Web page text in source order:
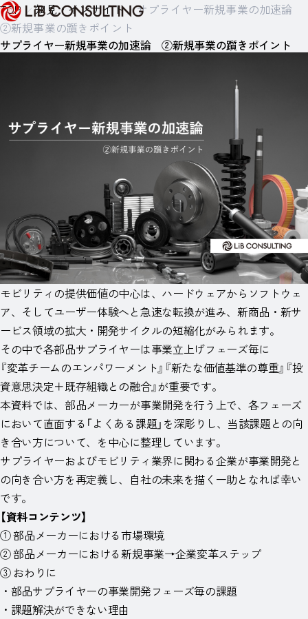
TOP 知見・インサイト
サプライヤー新規事業の加速論​
②新規事業の躓きポイント
サプライヤー新規事業の加速論​ ②新規事業の躓きポイント
モビリティの提供価値の中心は、ハードウェアからソフトウェ
ア、そしてユーザー体験へと急速な転換が進み、新商品・新サ
ービス領域の拡大・開発サイクルの短縮化がみられます。
その中で各部品サプライヤーは事業立上げフェーズ毎に
『変革チームのエンパワーメント』『新たな価値基準の尊重』『投
資意思決定＋既存組織との融合』が重要です。
本資料では、部品メーカーが事業開発を行う上で、各フェーズ
において直面する「よくある課題」を深彫りし、当該課題との向
き合い方について、を中心に整理しています。
サプライヤーおよびモビリティ業界に関わる企業が事業開発と
の向き合い方を再定義し、自社の未来を描く一助となれば幸い
です。
【資料コンテンツ】
① 部品メーカーにおける市場環境
② 部品メーカーにおける新規事業→企業変革ステップ
③ おわりに
・部品サプライヤーの事業開発フェーズ毎の課題
・課題解決ができない理由